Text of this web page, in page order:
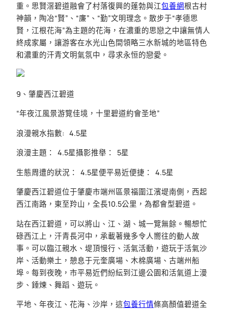
重。思賢滘碧道融會了村落復興的蓬勃與江包養網根古村
神韻，陶冶“賢”、“廉”、“勤”文明理念。散步于“孝德思
賢，江根花海”為主題的花海，在濃重的思戀之中讓無情人
終成家屬，讓游客在水光山色間領略三水新城的地區特色
和濃重的汗青文明氣氛中，尋求永恒的戀愛。
9、肇慶西江碧道
“年夜江風景游覽佳境，十里碧道約會圣地”
浪漫親水指數: 4.5星
浪漫主題： 4.5星攝影推舉： 5星
生態周遭的狀況： 4.5星便平易近便捷： 4.5星
肇慶西江碧道位于肇慶市端州區景福圍江濱堤南側，西起
西江南路，東至羚山，全長10.5公里，為都會型碧道。
站在西江碧道，可以將山、江、湖、城一覽無餘。暢想忙
碌西江上，汗青長河中，承載著幾多令人嚮往的動人故
事。可以臨江親水、堤頂慢行、活氣活動，遊玩于活氣沙
岸、活動樂土，憩息于元奎廣場、木棉廣場、古端州船
埠。每到夜晚，市平易近們紛紜到江邊公園和活氣道上漫
步、錘煉、舞蹈、遊玩。
平地、年夜江、花海、沙岸，這包養行情條高顏值碧道全